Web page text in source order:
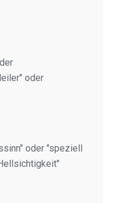
oder
oder "speziell